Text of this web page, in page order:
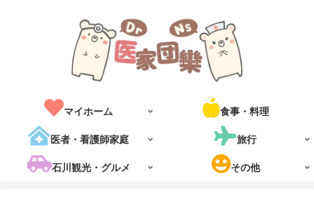
マイホーム 食事・料理
医者・看護師家庭 旅行
石川観光・グルメ その他